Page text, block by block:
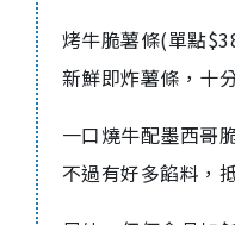
烤牛脆薯條(單點
新鮮即炸薯條，十
一口燒牛配墨西哥
不過有好多餡料，